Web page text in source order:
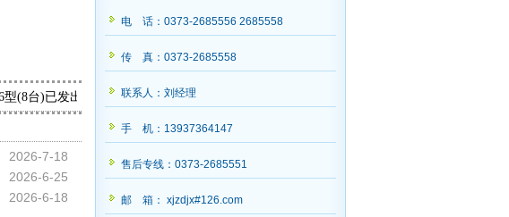
型(8台)已发出，请秦经理查收
2026-7-18
2026-6-25
2026-6-18
电 话：0373-2685556 2685558
传 真：0373-2685558
联系人：刘经理
手 机：13937364147
售后专线：0373-2685551
邮 箱： xjzdjx#126.com